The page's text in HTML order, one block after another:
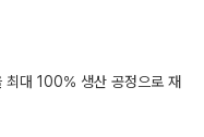
대 100% 생산 공정으로 재